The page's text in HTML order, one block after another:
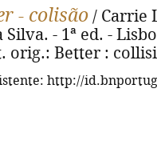
- colisão / Carrie
- 1ª ed. -
orig.: Better :
http://